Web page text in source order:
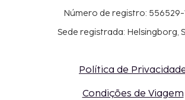
Número de registro: 556529-
Sede registrada: Helsingborg,
Política de
Condições de Viagem